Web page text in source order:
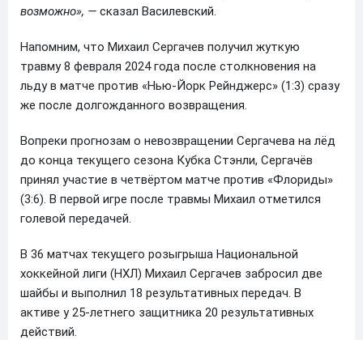
возможно», — сказал Василевский.
Напомним, что Михаил Сергачев получил жуткую
травму 8 февраля 2024 года после столкновения на
льду в матче против «Нью-Йорк Рейнджерс» (1:3) сразу
же после долгожданного возвращения.
Вопреки прогнозам о невозвращении Сергачева на лёд
до конца текущего сезона Кубка Стэнли, Сергачёв
принял участие в четвёртом матче против «Флориды»
(3:6). В первой игре после травмы Михаил отметился
голевой передачей.
В 36 матчах текущего розыгрыша Национальной
хоккейной лиги (НХЛ) Михаил Сергачев забросил две
шайбы и выполнил 18 результативных передач. В
активе у 25-летнего защитника 20 результативных
действий.